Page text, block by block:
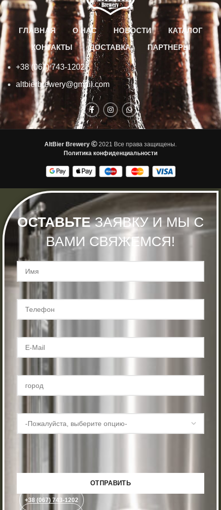
ГЛАВНАЯ О НАС НОВОСТИ
КАТАЛОГ
КОНТАКТЫ
ДОСТАВКА ПАРТНЕРЫ
+38 (067) 743-1202
altbierbrewery@gmail.com
AltBier Brewery
2021 Все права защищены.
Политика конфиденциальности
ОСТАВЬТЕЗАЯВКУ И МЫ С
ВАМИ СВЯЖЕМСЯ!
+38 (067) 743-1202